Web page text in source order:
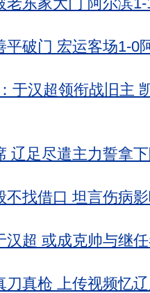
平破门 宏运客场1-0
于汉超领衔战旧主
辽足尽遣主力誓拿
不找借口 坦言伤病
汉超 或成克帅与继
刀真枪 上传视频忆